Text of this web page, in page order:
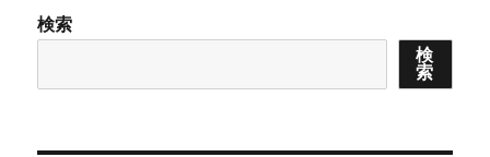
検索
検
索